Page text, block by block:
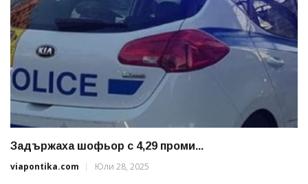
Задържаха шофьор с 4,29 проми...
viapontika.com
Юли 28, 2025